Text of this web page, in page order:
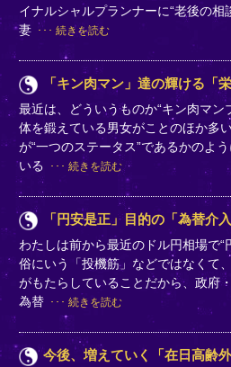
イナルシャルプランナーに“老後の相
妻
続きを読む
「キン肉マン」達の輝ける「
最近は、どういうものか“キン肉マン
体を鍛えている男女がことのほか多
が“一つのステータス”であるかのよ
いる
続きを読む
「円安是正」目的の「為替介
わたしは前から最近のドル円相場で“
俗にいう「投機筋」などではなくて
がもたらしていることだから、政府
為替
続きを読む
今後、増えていく「在日高齢